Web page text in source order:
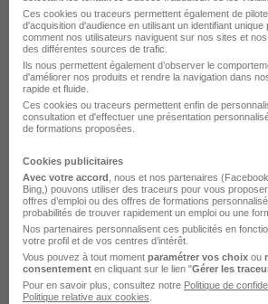
Créez une alerte
Soyez alerté des nouvelles offres
recherche dès leur parution.
Créer mon alerte
En cliquant sur "Créer mon alerte",
CGUet déclarez avoir pris
politique de protection des données
hellowork.com.
Ces cookies ou traceurs permettent également de
d'acquisition d'audience en utilisant un identifiant
comment nos utilisateurs naviguent sur nos sites et
des différentes sources de trafic.
Ils nous permettent également d’observer le
d'améliorer nos produits et rendre la navigation dans
rapide et fluide.
Ces cookies ou traceurs permettent enfin de
consultation et d'effectuer une présentation
de formations proposées.
Cookies publicitaires
Avec votre accord , nous et nos partenaires (Facebook,
Bing,) pouvons utiliser des traceurs pour vous
offres d’emploi ou des offres de formations
probabilités de trouver rapidement un emploi ou une
Nos partenaires personnalisent ces publicités en
votre profil et de vos centres d’intérêt.
Vous pouvez à tout moment paramétrer vos choix ou
consentement en cliquant sur le lien "Gérer les
Pour en savoir plus, consultez notre Politique de
Politique relative aux cookies